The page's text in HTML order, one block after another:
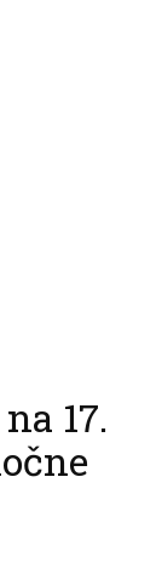
17.